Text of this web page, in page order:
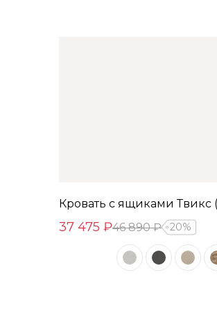
Кровать с ящиками Твикс
37 475 ₽46 890 ₽ 20%